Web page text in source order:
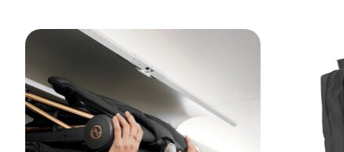
Articles du carrousel de produits